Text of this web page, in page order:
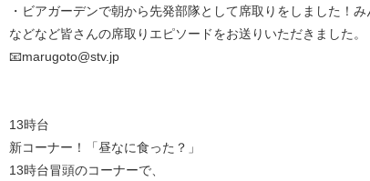
・ビアガーデンで朝から先発部隊として席取りをしました！
などなど皆さんの席取りエピソードをお送りいただきました。
📧marugoto@stv.jp
13時台
新コーナー！「昼なに食った？」
13時台冒頭のコーナーで、